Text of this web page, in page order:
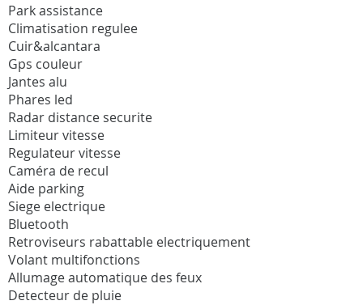
Park assistance
Climatisation regulee
Cuir&alcantara
Gps couleur
Jantes alu
Phares led
Radar distance securite
Limiteur vitesse
Regulateur vitesse
Caméra de recul
Aide parking
Siege electrique
Bluetooth
Retroviseurs rabattable electriquement
Volant multifonctions
Allumage automatique des feux
Detecteur de pluie